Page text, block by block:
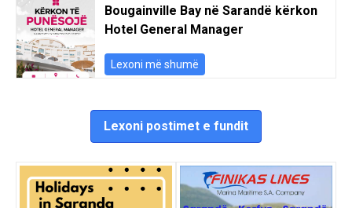
Bougainville Bay në Sarandë kërkon
Hotel General Manager
Lexoni më shumë
Lexoni postimet e fundit